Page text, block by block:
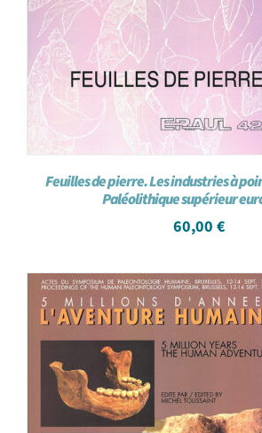
Feuilles de pierre. Les industries à
Paléolithique supérieur
60,00 €